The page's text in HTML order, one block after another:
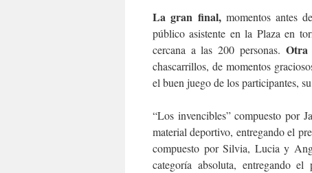
La gran final,momentos antes
público asistente en la Plaza en
cercana a las 200 personas. Otra
chascarrillos, de momentos
el buen juego de los participantes,
“Los invencibles” compuesto por
material deportivo, entregando el
compuesto por Silvia, Lucia y
categoría absoluta, entregando